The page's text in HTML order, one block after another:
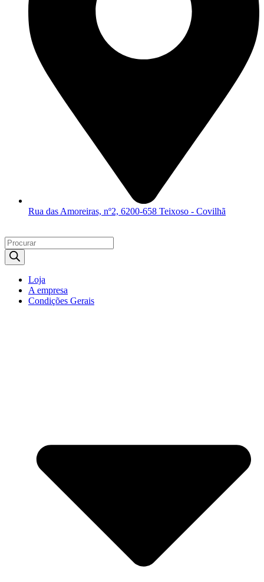
Rua das Amoreiras, nº2, 6200-658 Teixoso - Covilhã
Products
search
Loja
A empresa
Condições Gerais